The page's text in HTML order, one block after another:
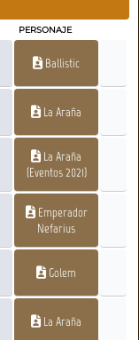
PERSONAJE
Ballistic
La Araña
La Araña
(Eventos 2021)
Emperador
Nefarius
Golem
La Araña